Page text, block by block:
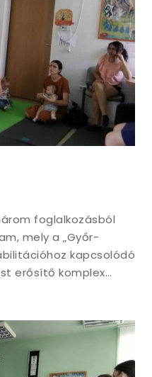
foglalkozásból
mely a „Győr-
kapcsolódó
erősítő komplex…